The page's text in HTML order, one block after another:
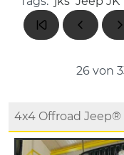
26 von
4x4 Offroad